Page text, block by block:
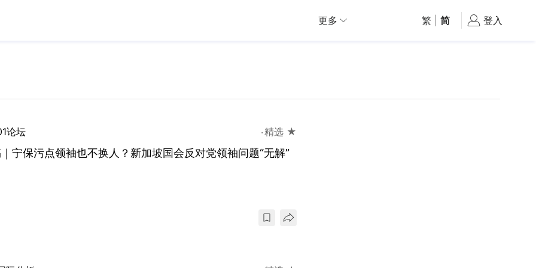
更多 繁 简 登入
论坛 精选 ★
宁保污点领袖也不换人？新加坡国会反对党领袖问题“无解”